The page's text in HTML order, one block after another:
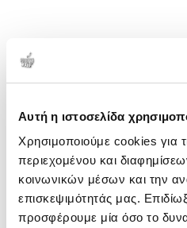
Αυτή η ιστοσελίδα
Χρησιμοποιούμε cookies για
περιεχομένου και
κοινωνικών μέσων και την
επισκεψιμότητάς μας.
προσφέρουμε μία όσο το